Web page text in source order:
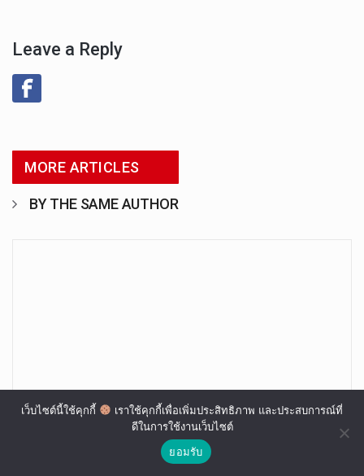
Leave a Reply
MORE ARTICLES
BY THE SAME AUTHOR
“ประธานวุฒิสภา” เผยเคยตักเตือน ‘สว.กิตติศักดิ์’
แล้ว อย่าไปมีเรื่องกับใคร
เว็บไซต์นี้ใช้คุกกี้
เราใช้คุกกี้เพื่อเพิ่มประสิทธิภาพ และประสบการณ์ที่
ดีในการใช้งานเว็บไซต์
ยอมรับ